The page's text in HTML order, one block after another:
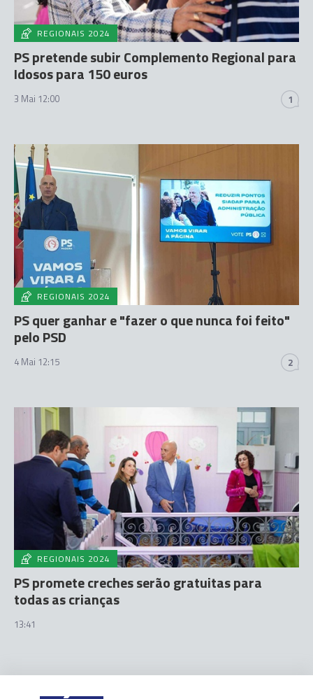
REGIONAIS 2024
PS pretende subir Complemento Regional para
Idosos para 150 euros
3 Mai 12:00 1
REGIONAIS 2024
PS quer ganhar e "fazer o que nunca foi feito"
pelo PSD
4 Mai 12:15 2
REGIONAIS 2024
PS promete creches serão gratuitas para
todas as crianças
13:41